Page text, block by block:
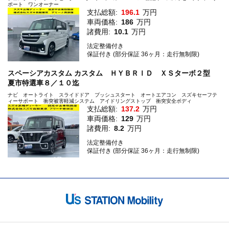
ポート ワンオーナー
支払総額: 196.1 万円
車両価格: 186 万円
諸費用: 10.1 万円
法定整備付き
保証付き (部分保証 36ヶ月：走行無制限)
スペーシアカスタム カスタム ＨＹＢＲＩＤ ＸＳターボ２型
夏市特選車８／１０迄
ナビ オートライト スライドドア プッシュスタート オートエアコン スズキセーフテ
ィーサポート 衝突被害軽減システム アイドリングストップ 衝突安全ボディ
支払総額: 137.2 万円
車両価格: 129 万円
諸費用: 8.2 万円
法定整備付き
保証付き (部分保証 36ヶ月：走行無制限)